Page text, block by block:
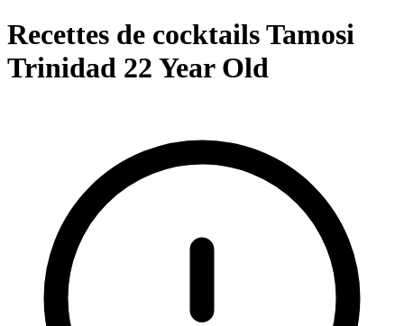
Recettes de cocktails Tamosi
Trinidad 22 Year Old